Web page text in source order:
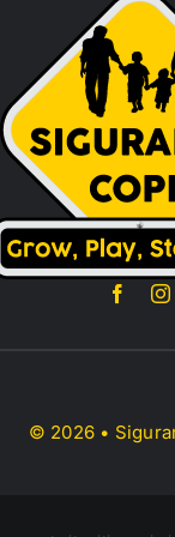
© 2026 •